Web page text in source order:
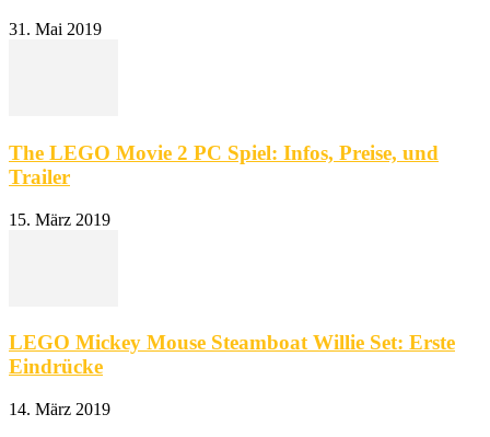
31. Mai 2019
The LEGO Movie 2 PC Spiel: Infos, Preise, und
Trailer
15. März 2019
LEGO Mickey Mouse Steamboat Willie Set: Erste
Eindrücke
14. März 2019